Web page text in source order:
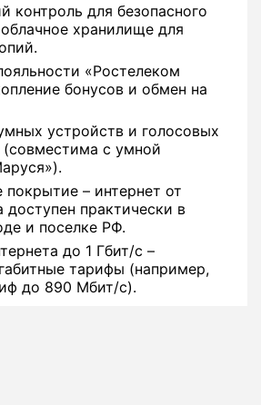
контроль для безопасного
хранилище для
«Ростелеком
бонусов и обмен на
устройств и голосовых
(совместима с умной
– интернет от
доступен практически в
и поселке РФ.
до 1 Гбит/с –
тарифы (например,
до 890 Мбит/с).